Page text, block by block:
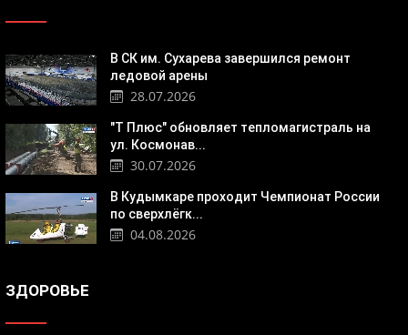
В СК им. Сухарева завершился ремонт
ледовой арены
28.07.2026
"Т Плюс" обновляет тепломагистраль на
ул. Космонав...
30.07.2026
В Кудымкаре проходит Чемпионат России
по сверхлёгк...
04.08.2026
ЗДОРОВЬЕ